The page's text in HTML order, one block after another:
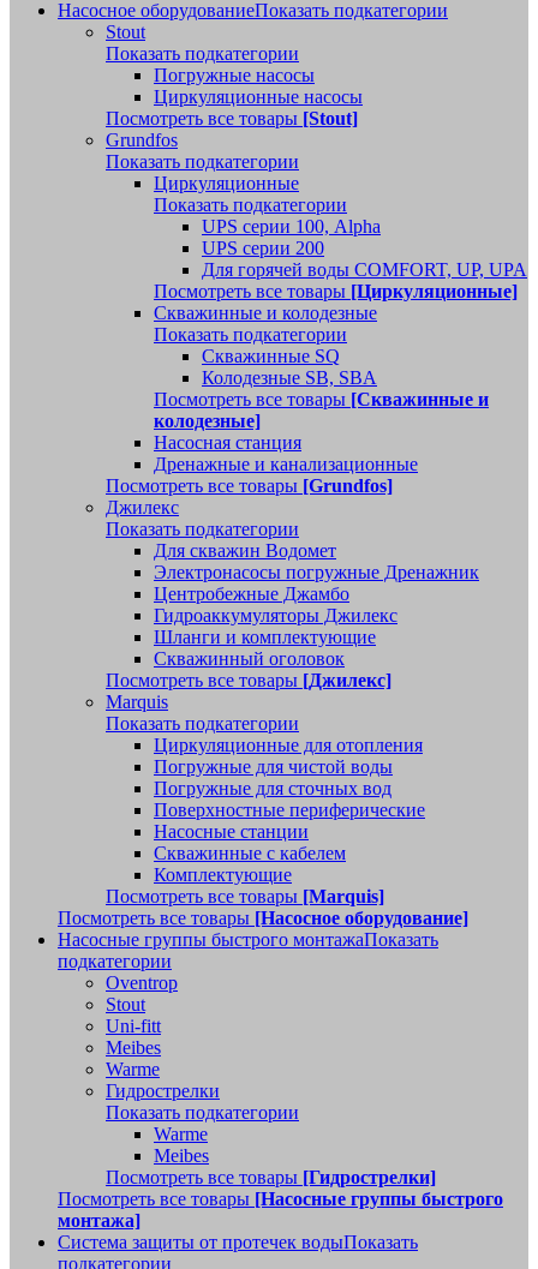
Насосное оборудованиеПоказать подкатегории
Stout
Показать подкатегории
Погружные насосы
Циркуляционные насосы
Посмотреть все товары [Stout]
Grundfos
Показать подкатегории
Циркуляционные
Показать подкатегории
UPS серии 100, Alpha
UPS серии 200
Для горячей воды COMFORT, UP, UPA
Посмотреть все товары [Циркуляционные]
Скважинные и колодезные
Показать подкатегории
Скважинные SQ
Колодезные SB, SBA
Посмотреть все товары [Скважинные и
колодезные]
Насосная станция
Дренажные и канализационные
Посмотреть все товары [Grundfos]
Джилекс
Показать подкатегории
Для скважин Водомет
Электронасосы погружные Дренажник
Центробежные Джамбо
Гидроаккумуляторы Джилекс
Шланги и комплектующие
Скважинный оголовок
Посмотреть все товары [Джилекс]
Marquis
Показать подкатегории
Циркуляционные для отопления
Погружные для чистой воды
Погружные для сточных вод
Поверхностные периферические
Насосные станции
Скважинные с кабелем
Комплектующие
Посмотреть все товары [Marquis]
Посмотреть все товары [Насосное оборудование]
Насосные группы быстрого монтажаПоказать
подкатегории
Oventrop
Stout
Uni-fitt
Meibes
Warme
Гидрострелки
Показать подкатегории
Warme
Meibes
Посмотреть все товары [Гидрострелки]
Посмотреть все товары [Насосные группы быстрого
монтажа]
Система защиты от протечек водыПоказать
подкатегории